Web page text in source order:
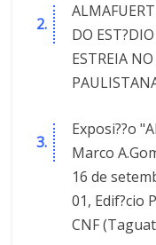
DO
ESTREIA
Exposi??o
Marco
16 de
01, Edif?cio
CNF